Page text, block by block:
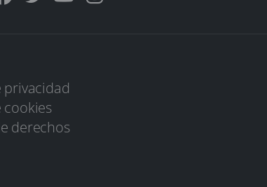
privacidad
cookies
derechos